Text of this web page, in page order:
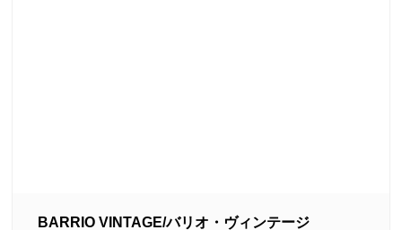
BARRIO VINTAGE/バリオ・ヴィンテージ